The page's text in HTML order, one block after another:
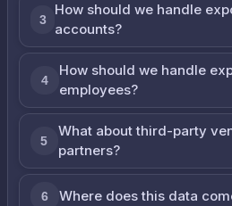
3
How should we handle
accounts?
4
How should we handle
employees?
5
What about third-party
partners?
6 Where does this data